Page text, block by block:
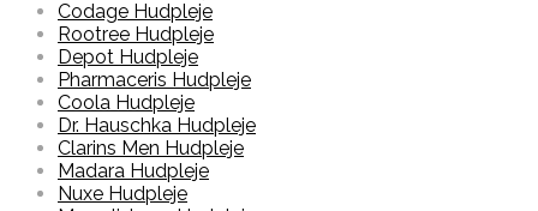
Codage Hudpleje
Rootree Hudpleje
Depot Hudpleje
Pharmaceris Hudpleje
Coola Hudpleje
Dr. Hauschka Hudpleje
Clarins Men Hudpleje
Madara Hudpleje
Nuxe Hudpleje